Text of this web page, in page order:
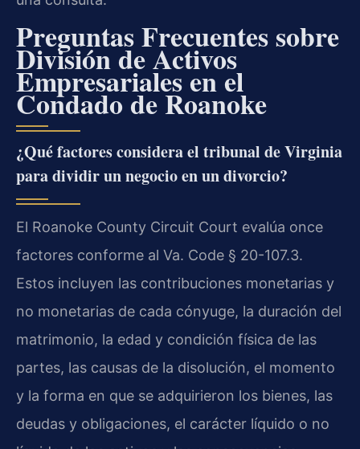
Preguntas Frecuentes sobre
División de Activos
Empresariales en el
Condado de Roanoke
¿Qué factores considera el tribunal de Virginia
para dividir un negocio en un divorcio?
El Roanoke County Circuit Court evalúa once
factores conforme al Va. Code § 20-107.3.
Estos incluyen las contribuciones monetarias y
no monetarias de cada cónyuge, la duración del
matrimonio, la edad y condición física de las
partes, las causas de la disolución, el momento
y la forma en que se adquirieron los bienes, las
deudas y obligaciones, el carácter líquido o no